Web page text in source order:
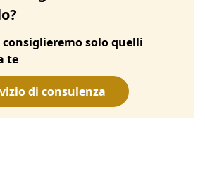
solo quelli
te
di consulenza